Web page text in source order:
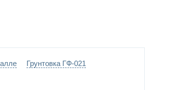
мм
цвет по каталогу цветов RAL
Грунтовка ГФ-021